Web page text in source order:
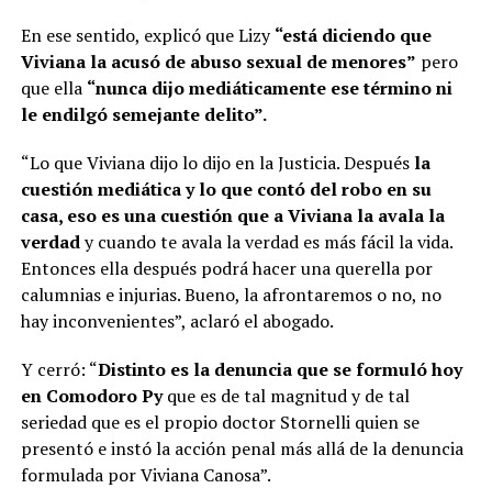
En ese sentido, explicó que Lizy“está diciendo que
Viviana la acusó de abuso sexual de menores” pero
que ella “nunca dijo mediáticamente ese término ni
le endilgó semejante delito”.
“Lo que Viviana dijo lo dijo en la Justicia. Despuésla
cuestión mediática y lo que contó del robo en su
casa, eso es una cuestión que a Viviana la avala la
verdady cuando te avala la verdad es más fácil la vida.
Entonces ella después podrá hacer una querella por
calumnias e injurias. Bueno, la afrontaremos o no, no
hay inconvenientes”, aclaró el abogado.
Y cerró: “Distinto es la denuncia que se formuló hoy
en Comodoro Pyque es de tal magnitud y de tal
seriedad que es el propio doctor Stornelli quien se
presentó e instó la acción penal más allá de la denuncia
formulada por Viviana Canosa”.